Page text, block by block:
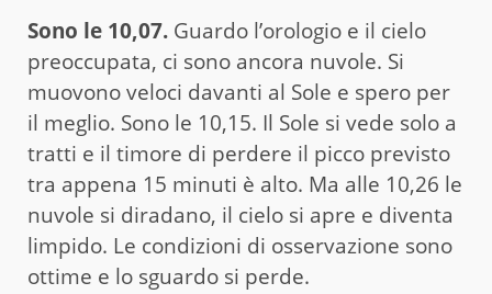
Sono le 10,07. Guardo l’orologio e il cielo
preoccupata, ci sono ancora nuvole. Si
muovono veloci davanti al Sole e spero per
il meglio. Sono le 10,15. Il Sole si vede solo a
tratti e il timore di perdere il picco previsto
tra appena 15 minuti è alto. Ma alle 10,26 le
nuvole si diradano, il cielo si apre e diventa
limpido. Le condizioni di osservazione sono
ottime e lo sguardo si perde.